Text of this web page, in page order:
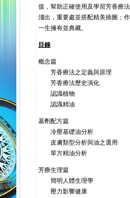
值，幫助正確使用及學習芳香療
淺出，重要處並搭配精美插圖；
一生擁有並典藏。
目錄
概念篇
芳香療法之定義與原理
芳香療法歷史演化
認識植物
認識精油
基劑配方篇
冷壓基礎油分析
皮膚類型分析與油之選用
單方精油分析
芳療生理篇
簡明人體生理學
壓力影響健康